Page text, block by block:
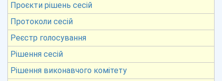
Проєкти рішень сесій
Протоколи сесій
Реєстр голосування
Рішення сесій
Рішення виконавчого комітету